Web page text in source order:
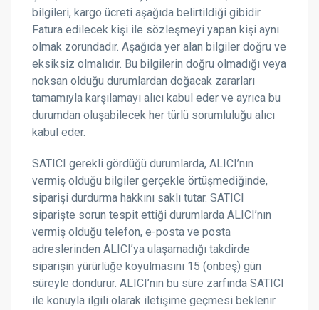
bilgileri, kargo ücreti aşağıda belirtildiği gibidir.
Fatura edilecek kişi ile sözleşmeyi yapan kişi aynı
olmak zorundadır. Aşağıda yer alan bilgiler doğru ve
eksiksiz olmalıdır. Bu bilgilerin doğru olmadığı veya
noksan olduğu durumlardan doğacak zararları
tamamıyla karşılamayı alıcı kabul eder ve ayrıca bu
durumdan oluşabilecek her türlü sorumluluğu alıcı
kabul eder.
SATICI gerekli gördüğü durumlarda, ALICI’nın
vermiş olduğu bilgiler gerçekle örtüşmediğinde,
siparişi durdurma hakkını saklı tutar. SATICI
siparişte sorun tespit ettiği durumlarda ALICI’nın
vermiş olduğu telefon, e-posta ve posta
adreslerinden ALICI’ya ulaşamadığı takdirde
siparişin yürürlüğe koyulmasını 15 (onbeş) gün
süreyle dondurur. ALICI’nın bu süre zarfında SATICI
ile konuyla ilgili olarak iletişime geçmesi beklenir.